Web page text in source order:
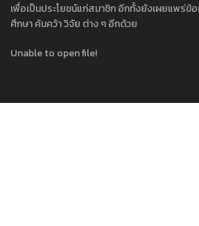
เพื่อเป็นประโยชน์แก่สมาชิก อีกทั้งยังเผยแพร่ข้
ศึกษา ค้นคว้า วิจัย ต่าง ๆ อีกด้วย
Unable to open file!